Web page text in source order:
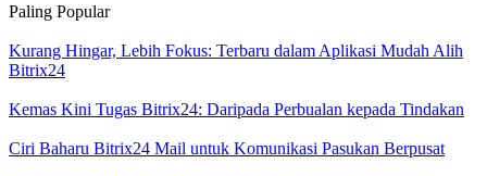
Paling Popular
Kurang Hingar, Lebih Fokus: Terbaru dalam Aplikasi Mudah Alih
Bitrix24
Kemas Kini Tugas Bitrix24: Daripada Perbualan kepada Tindakan
Ciri Baharu Bitrix24 Mail untuk Komunikasi Pasukan Berpusat